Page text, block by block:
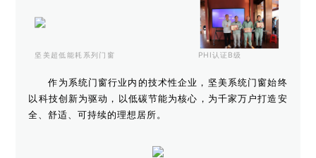
坚美超低能耗系列门窗 PHI认证B级
作为系统门窗行业内的技术性企业，坚美系统门窗始终
以科技创新为驱动，以低碳节能为核心，为千家万户打造安
全、舒适、可持续的理想居所。